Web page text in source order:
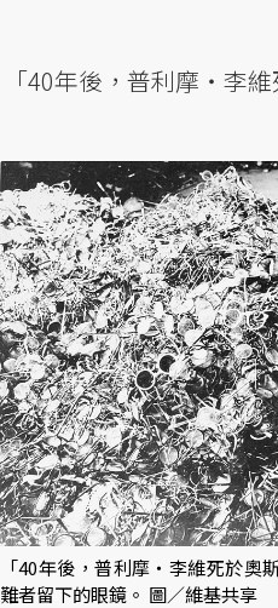
「40年後，普利摩・李
「40年後，普利摩・李維死於奧
難者留下的眼鏡。 圖／維基共享